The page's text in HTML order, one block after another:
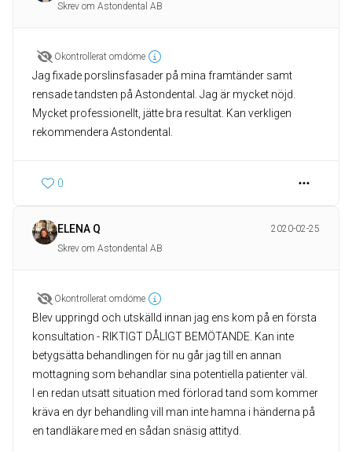
Skrev om Astondental AB
Okontrollerat omdöme
Jag fixade porslinsfasader på mina framtänder samt
rensade tandsten på Astondental. Jag är mycket nöjd.
Mycket professionellt, jätte bra resultat. Kan verkligen
rekommendera Astondental.
0
ELENA Q
2020-02-25
Skrev om Astondental AB
Okontrollerat omdöme
Blev uppringd och utskälld innan jag ens kom på en första
konsultation - RIKTIGT DÅLIGT BEMÖTANDE. Kan inte
betygsätta behandlingen för nu går jag till en annan
mottagning som behandlar sina potentiella patienter väl.
I en redan utsatt situation med förlorad tand som kommer
kräva en dyr behandling vill man inte hamna i händerna på
en tandläkare med en sådan snäsig attityd.